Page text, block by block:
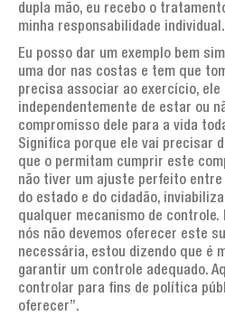
dupla mão, eu recebo o
minha responsabilidade individual.
Eu posso dar um exemplo bem
uma dor nas costas e tem que
precisa associar ao exercício,
independentemente de estar ou
compromisso dele para a vida
Significa porque ele vai precisar
que o permitam cumprir este
não tiver um ajuste perfeito
do estado e do cidadão,
qualquer mecanismo de controle.
nós não devemos oferecer este
necessária, estou dizendo que é
garantir um controle adequado.
controlar para fins de política
oferecer”.